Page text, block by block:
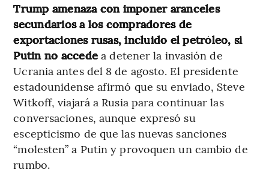
Trump amenaza con imponer aranceles
secundarios a los compradores de
exportaciones rusas, incluido el petróleo, si
Putin no accedea detener la invasión de
Ucrania antes del 8 de agosto. El presidente
estadounidense afirmó que su enviado, Steve
Witkoff, viajará a Rusia para continuar las
conversaciones, aunque expresó su
escepticismo de que las nuevas sanciones
“molesten” a Putin y provoquen un cambio de
rumbo.